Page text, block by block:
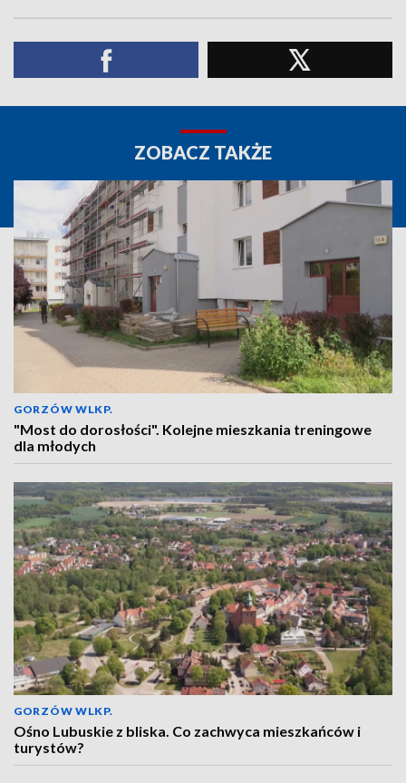
ZOBACZ TAKŻE
GORZÓW WLKP.
"Most do dorosłości". Kolejne mieszkania treningowe
dla młodych
GORZÓW WLKP.
Ośno Lubuskie z bliska. Co zachwyca mieszkańców i
turystów?